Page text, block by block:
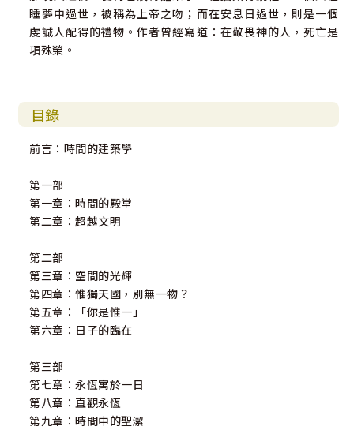
睡夢中過世，被稱為上帝之吻；而在安息日過世，則是一個
虔誠人配得的禮物。作者曾經寫道：在敬畏神的人，死亡是
項殊榮。
目錄
前言：時間的建築學
第一部
第一章：時間的殿堂
第二章：超越文明
第二部
第三章：空間的光輝
第四章：惟獨天國，別無一物？
第五章：「你是惟一」
第六章：日子的臨在
第三部
第七章：永恆寓於一日
第八章：直觀永恆
第九章：時間中的聖潔